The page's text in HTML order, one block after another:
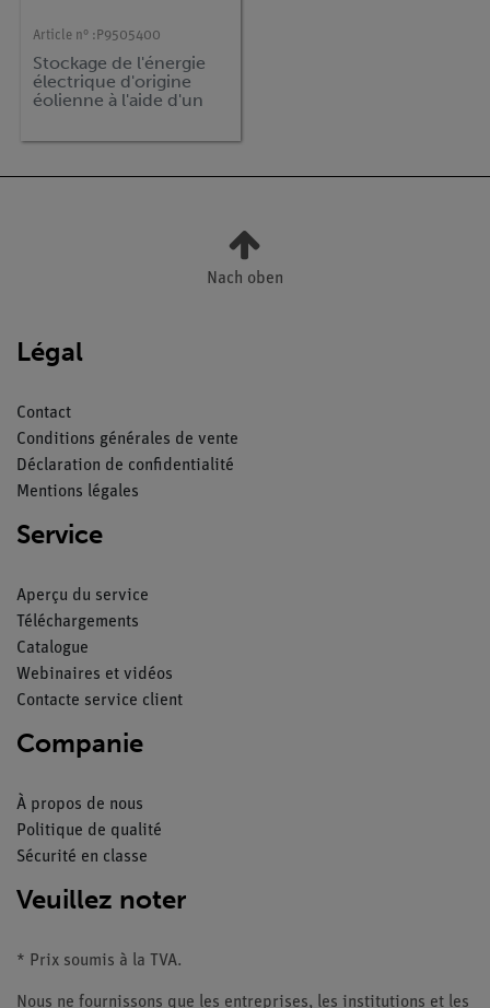
Article n° : P9505400
Stockage de l'énergie
électrique d'origine
éolienne à l'aide d'un
ADM3
Nach oben
Légal
Contact
Conditions générales de vente
Déclaration de confidentialité
Mentions légales
Service
Aperçu du service
Téléchargements
Catalogue
Webinaires et vidéos
Contacte service client
Companie
À propos de nous
Politique de qualité
Sécurité en classe
Veuillez noter
* Prix soumis à la TVA.
Nous ne fournissons que les entreprises, les institutions et les